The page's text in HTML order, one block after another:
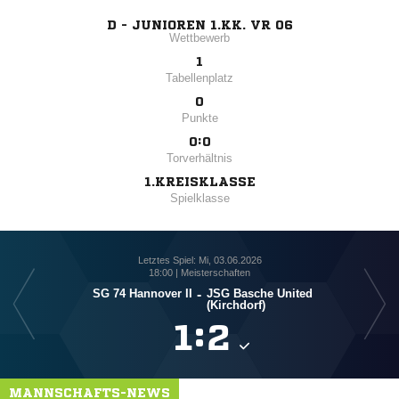
D - JUNIOREN 1.KK. VR 06
Wettbewerb
1
Tabellenplatz
0
Punkte
0:0
Torverhältnis
1.KREISKLASSE
Spielklasse
Letztes Spiel: Mi, 03.06.2026
18:00 | Meisterschaften
SG 74 Hannover II - JSG Basche United
(Kirchdorf)
:
MANNSCHAFTS-NEWS